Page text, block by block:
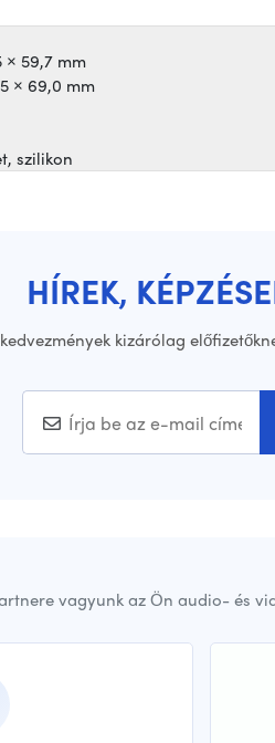
× 59,7 mm
× 69,0 mm
szilikon
HÍREK,
kizárólag
vagyunk az Ön audio- és